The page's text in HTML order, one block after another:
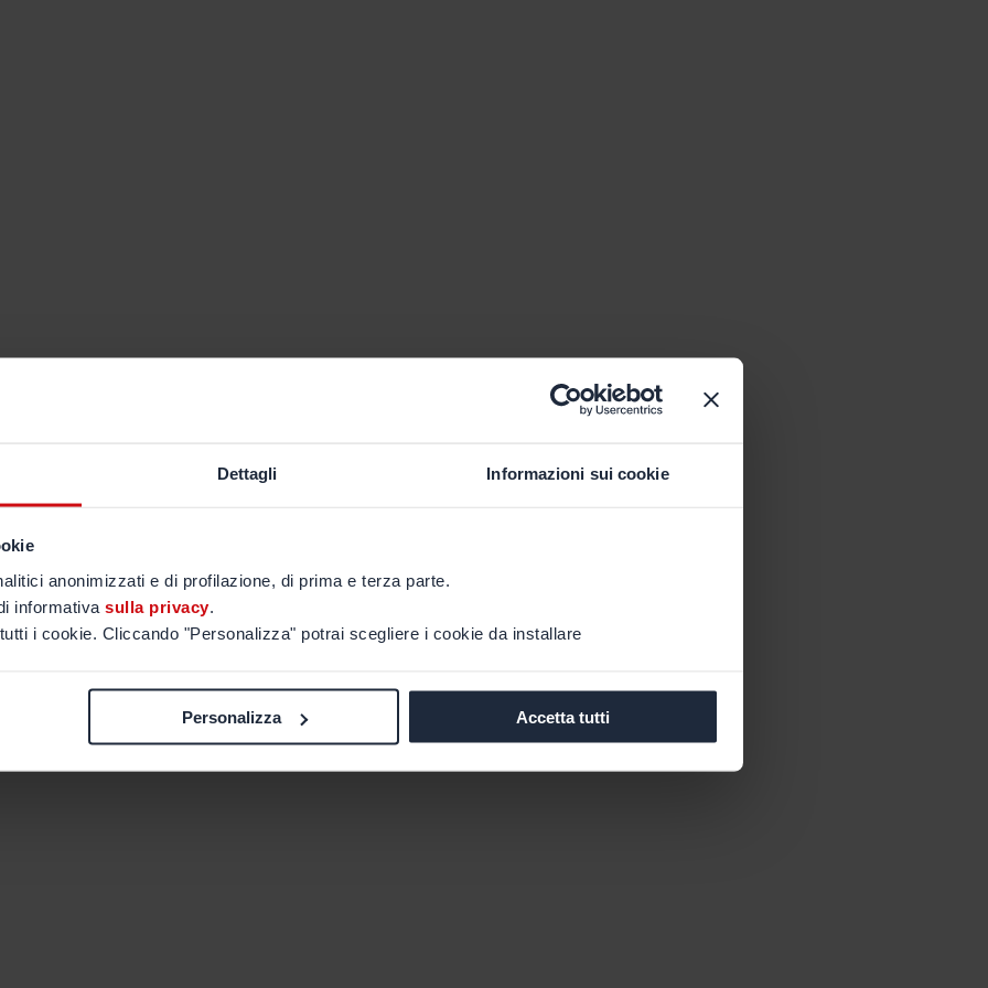
Dettagli Informazioni sui cookie
anonimizzati e di profilazione, di prima e terza parte.
informativa sulla privacy.
i cookie. Cliccando "Personalizza" potrai scegliere i cookie da installare
Personalizza Accetta tutti